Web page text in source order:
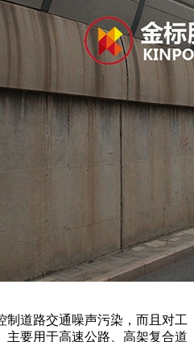
制道路交通噪声污染，而且对工
主要用于高速公路、高架复合道